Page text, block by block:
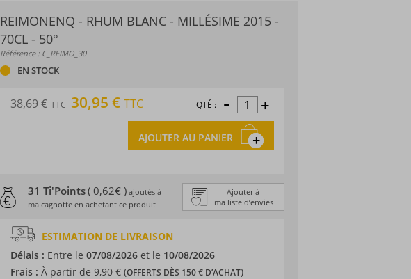
REIMONENQ - RHUM BLANC - MILLÉSIME 2015 -
70CL - 50°
Référence : C_REIMO_30
EN STOCK
38,69 € TTC 30,95 €TTC QTÉ : - +
AJOUTER AU PANIER
Ajouter à
ma liste d’envies
31 Ti'Points( 0,62€ )ajoutés à
ma cagnotte en achetant ce produit
ESTIMATION DE LIVRAISON
Délais : Entre le 07/08/2026et le 10/08/2026
Frais : À partir de 9,90 € (OFFERTS DÈS 150 € D’ACHAT)